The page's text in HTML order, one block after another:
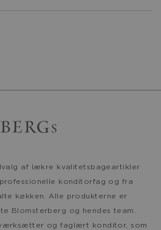
af lækre kvalitetsbageartikler
konditorfag og fra
køkken. Alle produkterne er
Blomsterberg og hendes team.
og faglært konditor, som